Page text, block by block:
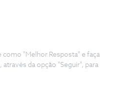
"Melhor Resposta" e faça
da opção "Seguir", para